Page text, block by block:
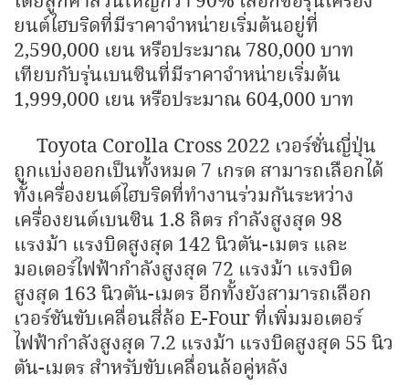
ยนต์ไฮบริดที่มีราคาจำหน่ายเริ่มต้นอยู่ที่
2,590,000 เยน หรือประมาณ 780,000 บาท
เทียบกับรุ่นเบนซินที่มีราคาจำหน่ายเริ่มต้น
1,999,000 เยน หรือประมาณ 604,000 บาท
Toyota Corolla Cross 2022 เวอร์ชั่นญี่ปุ่น
ถูกแบ่งออกเป็นทั้งหมด 7 เกรด สามารถเลือกได้
ทั้งเครื่องยนต์ไฮบริดที่ทำงานร่วมกันระหว่าง
เครื่องยนต์เบนซิน 1.8 ลิตร กำลังสูงสุด 98
แรงม้า แรงบิดสูงสุด 142 นิวตัน-เมตร และ
มอเตอร์ไฟฟ้ากำลังสูงสุด 72 แรงม้า แรงบิด
สูงสุด 163 นิวตัน-เมตร อีกทั้งยังสามารถเลือก
เวอร์ชันขับเคลื่อนสี่ล้อ E-Four ที่เพิ่มมอเตอร์
ไฟฟ้ากำลังสูงสุด 7.2 แรงม้า แรงบิดสูงสุด 55 นิว
ตัน-เมตร สำหรับขับเคลื่อนล้อคู่หลัง